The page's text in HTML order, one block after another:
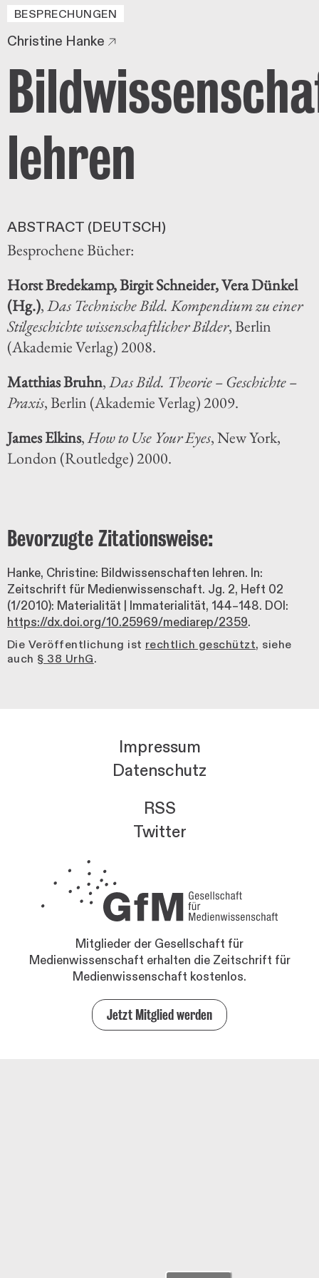
BESPRECHUNGEN
Christine Hanke
lehren
ABSTRACT (DEUTSCH)
Besprochene Bücher:
Horst Bredekamp, Birgit Schneider, Vera Dünkel
(Hg.),Das Technische Bild. Kompendium zu einer
Stilgeschichte wissenschaftlicher Bilder, Berlin
(Akademie Verlag) 2008.
Matthias Bruhn,Das Bild. Theorie – Geschichte –
Praxis, Berlin (Akademie Verlag) 2009.
James Elkins,How to Use Your Eyes, New York,
London (Routledge) 2000.
Bevorzugte Zitationsweise:
Hanke, Christine: Bildwissenschaften lehren. In:
Zeitschrift für Medienwissenschaft. Jg. 2, Heft 02
(1/2010): Materialität | Immaterialität, 144–148. DOI:
https://dx.doi.org/10.25969/mediarep/2359.
Die Veröffentlichung ist rechtlich geschützt, siehe
auch § 38 UrhG.
Impressum
Datenschutz
RSS
Twitter
Mitglieder der Gesellschaft für
Medienwissenschaft erhalten die Zeitschrift für
Medienwissenschaft kostenlos.
Jetzt Mitglied werden